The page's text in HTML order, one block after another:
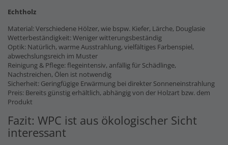
Echtholz
Material: Verschiedene Hölzer, wie bspw. Kiefer, Lärche, Douglasie
Wetterbeständigkeit: Weniger witterungsbeständig
Optik: Natürlich, warme Ausstrahlung, vielfältiges Farbenspiel,
abwechslungsreich im Muster
Reinigung & Pflege: flegeintensiv, anfällig für Schädlinge,
Nachstreichen, Ölen ist notwendig
Sicherheit: Geringfügige Erwärmung bei direkter Sonneneinstrahlung
Preis: Bereits günstig erhältlich, abhängig von der Holzart bzw. dem
Produkt
Fazit: WPC ist aus ökologischer Sicht
interessant